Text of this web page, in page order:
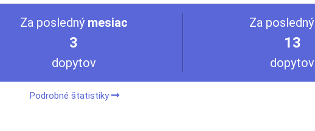
Za posledný mesiac
3
dopytov
Za posledný
13
dopytov
Podrobné štatistiky